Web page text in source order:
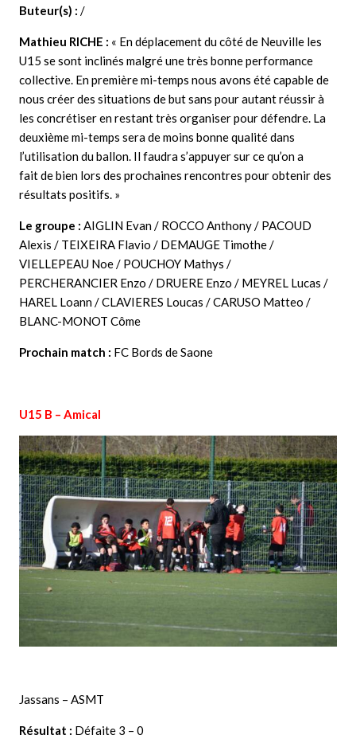
Buteur(s) : /
Mathieu RICHE : « En déplacement du côté de Neuville les
U15 se sont inclinés malgré une très bonne performance
collective. En première mi-temps nous avons été capable de
nous créer des situations de but sans pour autant réussir à
les concrétiser en restant très organiser pour défendre. La
deuxième mi-temps sera de moins bonne qualité dans
l’utilisation du ballon. Il faudra s’appuyer sur ce qu’on a
fait de bien lors des prochaines rencontres pour obtenir des
résultats positifs. »
Le groupe : AIGLIN Evan / ROCCO Anthony / PACOUD
Alexis / TEIXEIRA Flavio / DEMAUGE Timothe /
VIELLEPEAU Noe / POUCHOY Mathys /
PERCHERANCIER Enzo / DRUERE Enzo / MEYREL Lucas /
HAREL Loann / CLAVIERES Loucas / CARUSO Matteo /
BLANC-MONOT Côme
Prochain match : FC Bords de Saone
U15 B – Amical
Jassans – ASMT
Résultat : Défaite 3 – 0